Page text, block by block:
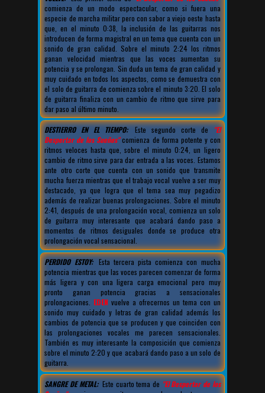
comienza de un modo espectacular, como si fuera una
especie de marcha militar pero con sabor a viejo oeste hasta
que, en el minuto 0:38, la inclusión de las guitarras nos
introducen de forma magistral en un tema que cuenta con un
sonido de gran calidad. Sobre el minuto 2:24 los ritmos
ganan velocidad mientras que las voces aumentan su
potencia y se prolongan. Sin duda un tema de gran calidad y
muy cuidado en todos los aspectos, como se demuestra con
el solo de guitarra de comienza sobre el minuto 3:20. El solo
de guitarra finaliza con un cambio de ritmo que sirve para
dar paso al último minuto.
DESTIERRO EN EL TIEMPO: Este segundo corte de
"El
Despertar de los Sueños"comienza de forma potente y con
ritmos veloces hasta que, sobre el minuto 0:24, un ligero
cambio de ritmo sirve para dar entrada a las voces. Estamos
ante otro corte que cuenta con un sonido que transmite
mucha fuerza mientras que el trabajo vocal vuelve a ser muy
destacado, ya que logra que el tema sea muy pegadizo
además de realizar buenas prolongaciones. Sobre el minuto
2:41, después de una prolongación vocal, comienza un solo
de guitarra muy interesante que acabará dando paso a
momentos de ritmos desiguales donde se produce otra
prolongación vocal sensacional.
PERDIDO ESTOY:
Esta tercera pista comienza con mucha
potencia mientras que las voces parecen comenzar de forma
más ligera y con una ligera carga emocional pero muy
pronto ganan potencia gracias a sensacionales
prolongaciones. EDEN vuelve a ofrecernos un tema con un
sonido muy cuidado y letras de gran calidad además los
cambios de potencia que se producen y que coinciden con
las prolongaciones vocales me parecen sensacionales.
También es muy interesante la composición que comienza
sobre el minuto 2:20 y que acabará dando paso a un solo de
guitarra.
SANGRE DE METAL: Este cuarto tema de "El Despertar de los